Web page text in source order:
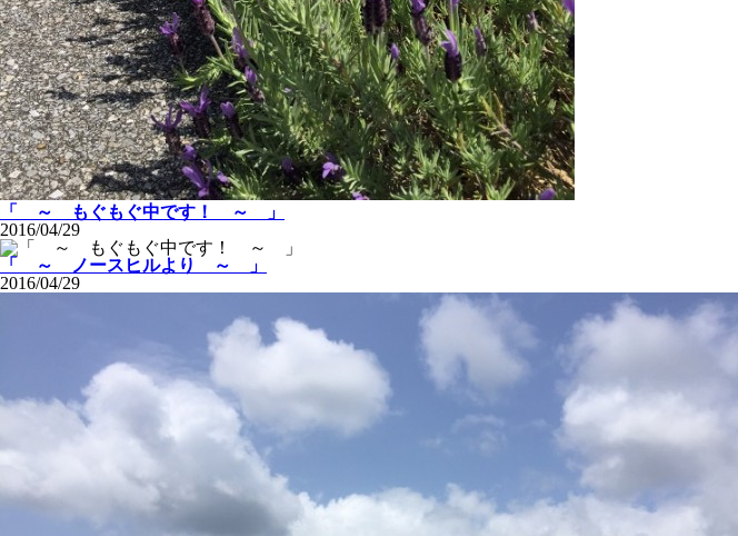
「 ～ もぐもぐ中です！ ～ 」
2016/04/29
「 ～ ノースヒルより ～ 」
2016/04/29